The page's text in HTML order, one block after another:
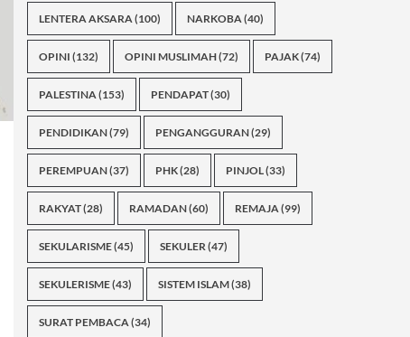
LENTERA AKSARA(100) NARKOBA(40)
OPINI (132) OPINI MUSLIMAH(72) PAJAK(74)
PALESTINA(153) PENDAPAT(30)
PENDIDIKAN(79) PENGANGGURAN(29)
PEREMPUAN(37) PHK(28) PINJOL(33)
RAKYAT(28) RAMADAN(60) REMAJA(99)
SEKULARISME(45) SEKULER(47)
SEKULERISME(43) SISTEM ISLAM(38)
SURAT PEMBACA(34)